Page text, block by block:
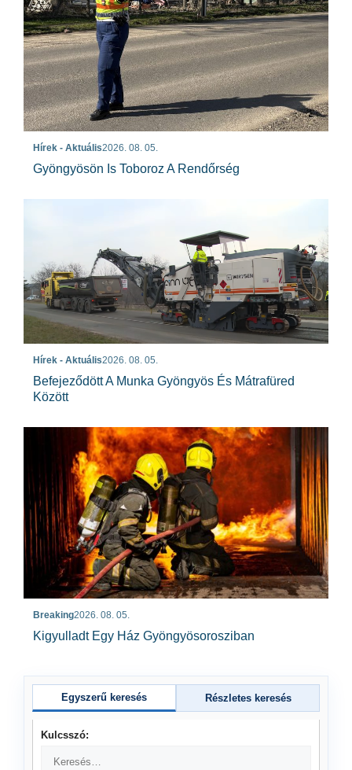
Hírek - Aktuális2026. 08. 05.
Gyöngyösön Is Toboroz A Rendőrség
Hírek - Aktuális2026. 08. 05.
Befejeződött A Munka Gyöngyös És Mátrafüred
Között
Breaking2026. 08. 05.
Kigyulladt Egy Ház Gyöngyösorosziban
Egyszerű keresés Részletes keresés
Kulcsszó: